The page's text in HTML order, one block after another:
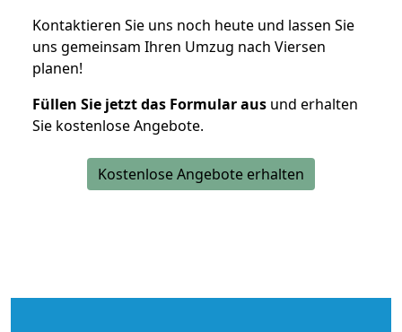
Kontaktieren Sie uns noch heute und lassen Sie
uns gemeinsam Ihren Umzug nach Viersen
planen!
Füllen Sie jetzt das Formular aus und erhalten
Sie kostenlose Angebote.
Kostenlose Angebote erhalten